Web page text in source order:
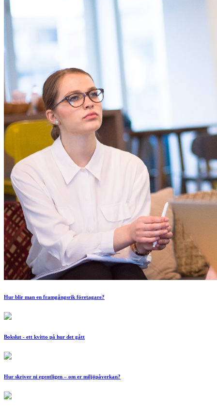
Hur blir man en framgångsrik företagare?
Bokslut - ett kvitto på hur det gått
Hur skriver ni egentligen – om er miljöpåverkan?